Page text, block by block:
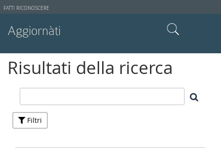
Strumenti
FATTI RICONOSCERE
Aggiornàti
Ricerca avanzata…
Risultati della ricerca
Filtri